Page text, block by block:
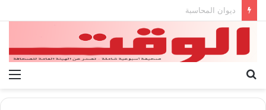
بيان الإتحاد الوطنى العام لعمال ليبيا